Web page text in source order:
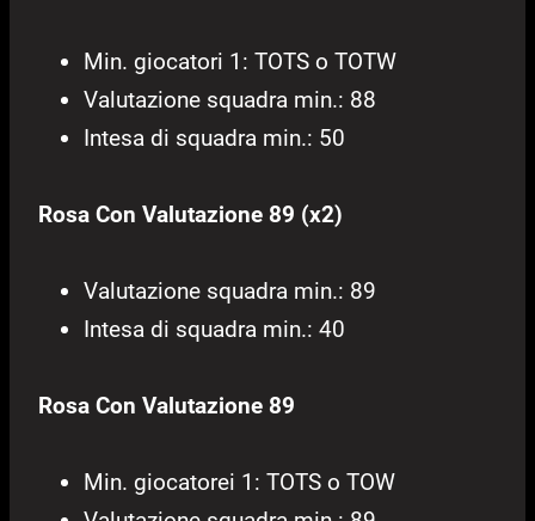
Min. giocatori 1: TOTS o TOTW
Valutazione squadra min.: 88
Intesa di squadra min.: 50
Rosa Con Valutazione 89 (x2)
Valutazione squadra min.: 89
Intesa di squadra min.: 40
Rosa Con Valutazione 89
Min. giocatorei 1: TOTS o TOW